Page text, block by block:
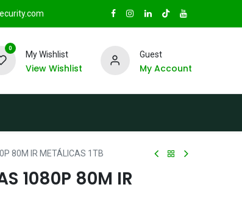
0
My Wishlist
View Wishlist
Guest
My Account
80M IR METÁLICAS 1TB
1080P 80M IR